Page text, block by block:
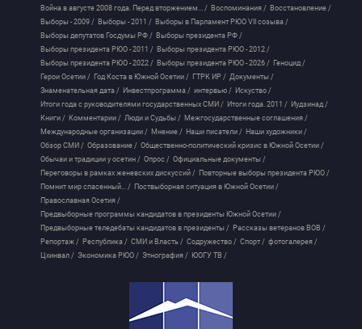
Война в августе 2008 года. Перед вторжением... / Воспоминания / Восстановление /
Выборы - 2009 / Выборы - 2011 / Выборы в Парламент РЮО VII созыва /
Выборы депутатов Госдумы РФ / Выборы президента РФ /
Выборы президента РЮО - 2011 / Выборы президента РЮО - 2012 /
Выборы президента РЮО - 2022 / Выборы президента РЮО - 2026 / Геноцид /
Герои Осетии / Год Коста в Южной Осетии / ГТРК ИР / Документы /
Знаменательная дата / Инвестпрограмма / интервью / Искуство /
Итоги года с руководителями государственных СМИ / Итоги года. 2011 / Иудзинад /
Книги / Комментарии / Люди и Судьбы / Межгосударственные соглашения /
Международные организации / Мнение / Наши писатели / Наши художники /
Обзор СМИ / Образование / Общественно-политический кризис в Южной Осетии /
Обычаи и традиции у осетин / Опрос / Официальные документы /
Переговоры в рамках женевских дискуссий / Повторные выборы президента РЮО /
Помнит мир спасенный... / Поствыборная ситуация в Южной Осетии /
Православная Осетия /
Предвыборные программы кандидатов в президенты Южной Осетии /
Предвыборные теледебаты кандидатов в президенты / Рассказы ветеранов ВОВ /
Репортаж / Республика / СМИ и Власть / Содружество / Спорт / фотогалерея /
Цхинвал / Экономика РЮО / Этнография / ЮОГУ ТВ /